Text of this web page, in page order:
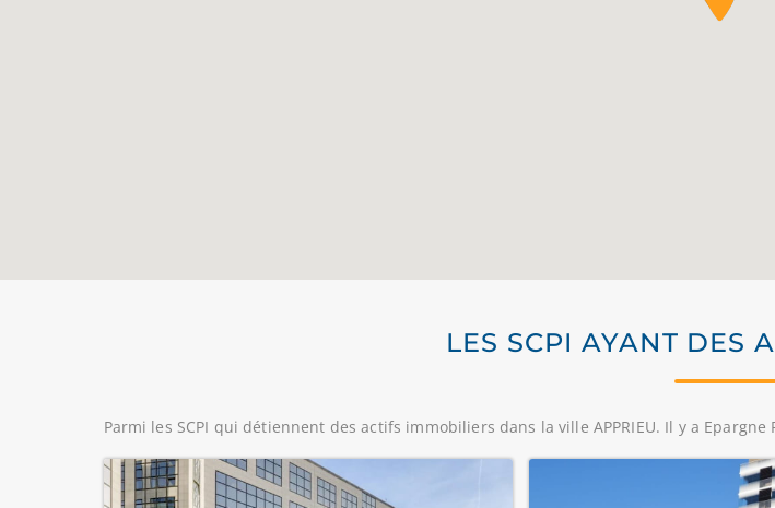
LES SCPI AYANT DES
Parmi les SCPI qui détiennent des actifs immobiliers dans la ville APPRIEU. Il y a